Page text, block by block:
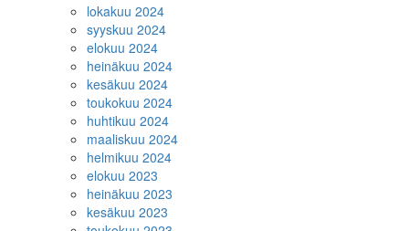
lokakuu 2024
syyskuu 2024
elokuu 2024
heinäkuu 2024
kesäkuu 2024
toukokuu 2024
huhtikuu 2024
maaliskuu 2024
helmikuu 2024
elokuu 2023
heinäkuu 2023
kesäkuu 2023